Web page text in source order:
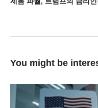
You might be